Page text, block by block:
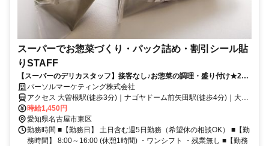
スーパーでお惣菜づくり・パック詰め・割引シール貼
りSTAFF
【スーパーのデリカスタッフ】接客なし♪お惣菜の調理・盛り付け★2月
までの期間限定★未経験OK★16時までのワンシフト
パーソルマーケティング株式会社
アクセス 大曽根駅(徒歩3分)｜ナゴヤドーム前矢田駅(徒歩4分)｜大曽
根駅(徒歩3分)
時給1,450円
愛知県名古屋市東区
勤務時間 ■【勤務日】 土日含む週5日勤務（希望休の相談OK） ■【勤
務時間】 8:00～16:00 (休憩1時間) ・ワンシフト ・残業無し ■【勤務